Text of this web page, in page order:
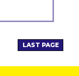
LAST PAGE